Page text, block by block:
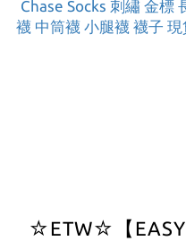
☆ETW☆【EASY